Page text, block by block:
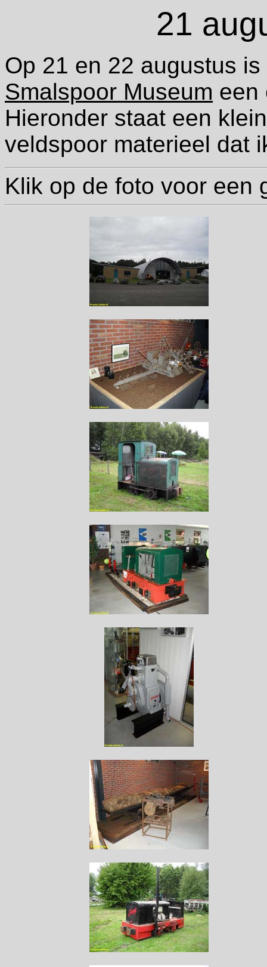
21
Op 21 en 22 augustus
Smalspoor Museum een
Hieronder staat een
veldspoor materieel dat
Klik op de foto voor een